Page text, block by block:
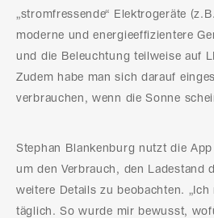
„stromfressende“ Elektrogeräte
moderne und energieeffizientere
und die Beleuchtung teilweise auf
Zudem habe man sich darauf
verbrauchen, wenn die Sonne
Stephan Blankenburg nutzt die
um den Verbrauch, den Ladestand
weitere Details zu beobachten.
täglich. So wurde mir bewusst,